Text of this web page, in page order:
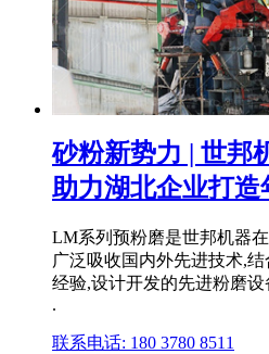
砂粉新势力 | 世邦
助力湖北企业打造
LM系列预粉磨是世邦机器
广泛吸收国内外先进技术,
经验,设计开发的先进粉磨
.
联系电话: 180 3780 8511